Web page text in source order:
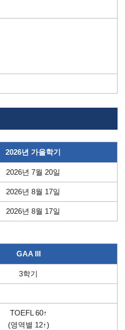
2026년 가을학기
2026년 7월 20일
2026년 8월 17일
2026년 8월 17일
GAA III
3학기
TOEFL 60↑
(영역별 12↑)